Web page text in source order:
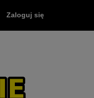
Zaloguj się